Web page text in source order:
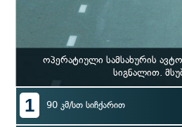
ოპერატიული სამსახურის
სიგნალით.
1 90 კმ/სთ სიჩქარით